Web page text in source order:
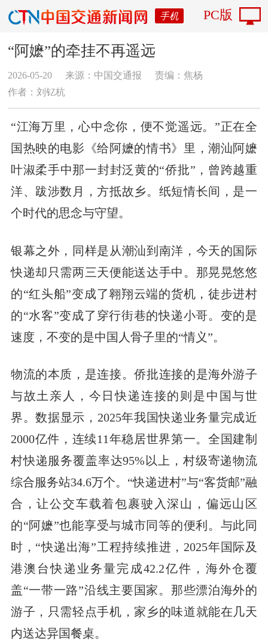
手机 PC版
“阿嬷”的牵挂不再遥远
2026-05-20 来源：中国交通报
责编：焦杨
作者：​刘钇杭
“江海万里，心中念你，便不觉遥远。”正在全
国热映的电影《给阿嬷的情书》里，潮汕阿嬷
叶淑柔手中那一封封泛黄的“侨批”，曾跨越重
洋、跋涉数月，方抵故乡。纸短情长间，是一
个时代的思念与守望。
银幕之外，同样是从潮汕到南洋，今天的国际
快递却只需两三天便能送达手中。那晃晃悠悠
的“红头船”变成了翱翔云端的货机，徒步进村
的“水客”变成了穿行街巷的快递小哥。变的是
速度，不变的是中国人骨子里的“情义”。
物流的本质，是连接。侨批连接的是海外游子
与故土亲人，今日快递连接的则是中国与世
界。数据显示，2025年我国快递业务量完成近
2000亿件，连续11年稳居世界第一。全国建制
村快递服务覆盖率达95%以上，村级寄递物流
综合服务站34.6万个。“快递进村”与“客货邮”融
合，让公交车载着包裹驶入深山，偏远山区
的“阿嬷”也能享受与城市同等的便利。与此同
时，“快递出海”工程持续推进，2025年国际及
港澳台快递业务量完成42.2亿件，海外仓覆
盖“一带一路”沿线主要国家。那些漂泊海外的
游子，只需轻点手机，家乡的味道就能在几天
内送达异国餐桌。